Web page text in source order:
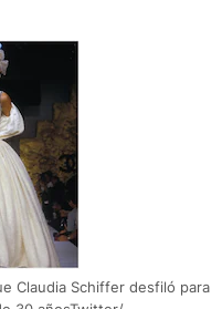
Claudia Schiffer desfiló para